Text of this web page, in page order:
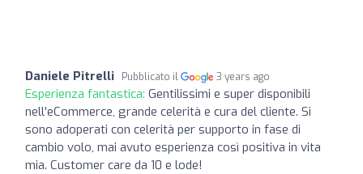
Daniele Pitrelli Pubblicato il 3 years ago
Esperienza fantastica: Gentilissimi e super disponibili
nell'eCommerce, grande celerità e cura del cliente. Si
sono adoperati con celerità per supporto in fase di
cambio volo, mai avuto esperienza così positiva in vita
mia. Customer care da 10 e lode!